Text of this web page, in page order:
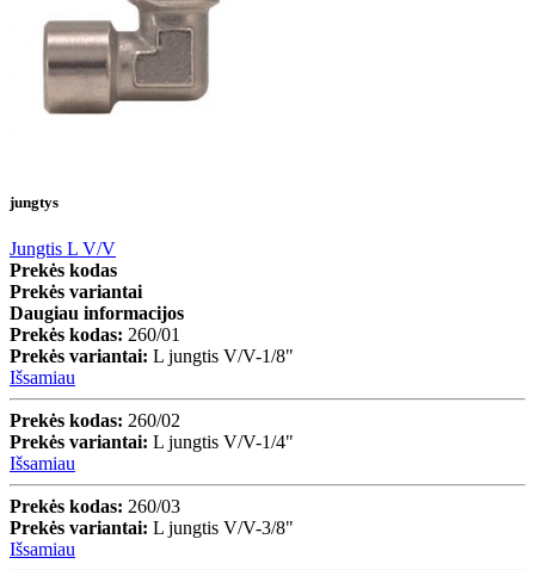
jungtys
Jungtis L V/V
Prekės kodas
Prekės variantai
Daugiau informacijos
Prekės kodas: 260/01
Prekės variantai: L jungtis V/V-1/8"
Išsamiau
Prekės kodas: 260/02
Prekės variantai: L jungtis V/V-1/4"
Išsamiau
Prekės kodas: 260/03
Prekės variantai: L jungtis V/V-3/8"
Išsamiau